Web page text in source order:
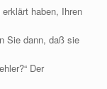
haben, Ihren
Sie dann, daß sie
Der